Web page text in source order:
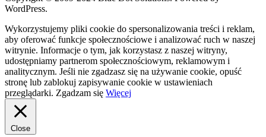
WordPress.
Wykorzystujemy pliki cookie do spersonalizowania treści i reklam,
aby oferować funkcje społecznościowe i analizować ruch w naszej
witrynie. Informacje o tym, jak korzystasz z naszej witryny,
udostępniamy partnerom społecznościowym, reklamowym i
analitycznym. Jeśli nie zgadzasz się na używanie cookie, opuść
stronę lub zablokuj zapisywanie cookie w ustawieniach
przeglądarki. Zgadzam się Więcej
Close